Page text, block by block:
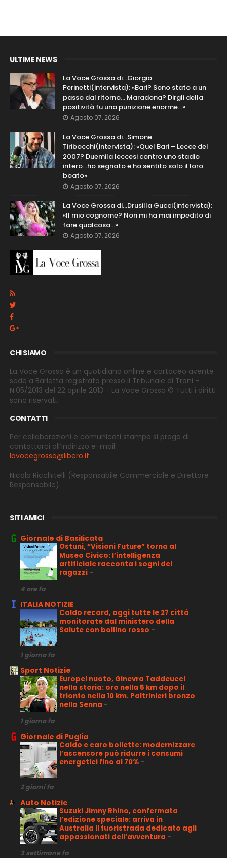
ULTIME NEWS
La Voce Grossa di…Giorgio
Perinetti(intervista): «Bari? Sono stato a un
passo dal ritorno... Maradona? Dirgli della
positività fu una punizione enorme…»
Agosto 07, 2026
La Voce Grossa di…Simone
Tiribocchi(intervista): «Quel Bari – Lecce del
2007? Duemila leccesi contro uno stadio
intero...ho segnato e ho sentito solo il loro
boato»
Agosto 07, 2026
La Voce Grossa di…Drusilla Gucci(intervista):
«Il mio cognome? Non mi ha mai impedito di
fare qualcosa…»
Agosto 07, 2026
CHI SIAMO
La Voce Grossa è un quotidiano online e cartaceo avente
sede a Barletta registrato presso il Tribunale di Trani -
N.05/2013 del 22 aprile 2013 - La Voce Grossa © Tutti i diritti
sono riservati.
CONTATTI
Per collaborazioni e comunicati stampa si prega di
contattarci all’indirizzo e-mail:
lavocegrossa@libero.it
Nicola Ricchitelli (Responsabile Commerciale e Direttore
Responsabile).
SITI AMICI
Giornale di Basilicata
Ostuni, “Visioni Future” torna al
Museo Civico: l’intelligenza
artificiale racconta i sogni dei
ragazzi -
4 ore fa
ITALIA NOTIZIE
Caldo record, oggi tutte le 27 città
monitorate dal ministero della
Salute con bollino rosso -
1 giorno fa
Sport Notizie
Europei nuoto, Ginevra Taddeucci
nella storia: oro nella 5 km dopo il
trionfo nella 10 km. Paltrinieri bronzo
nella Senna -
1 giorno fa
Giornale di Puglia
Caldo e caro bollette: modernizzare
l’ascensore può ridurre i consumi
energetici fino al 70% -
2 giorni fa
Auto Notizie
Suzuki Jimny Rhino, confermata
l’edizione speciale: arriva in
Australia il fuoristrada dedicato agli
appassionati dell’avventura -
3 settimane fa